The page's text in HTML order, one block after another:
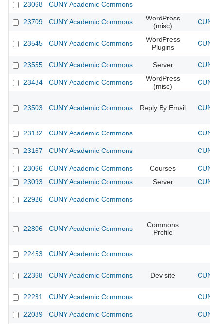
23068 CUNY Academic Commons
23709 CUNY Academic Commons
WordPress
(misc)
23545 CUNY Academic Commons
WordPress
Plugins
23555 CUNY Academic Commons Server
23484 CUNY Academic Commons
WordPress
(misc)
23503 CUNY Academic Commons Reply By Email
23132 CUNY Academic Commons
23167 CUNY Academic Commons
23066 CUNY Academic Commons Courses
23093
CUNY Academic Commons Server
22926 CUNY Academic Commons
22806 CUNY Academic Commons
Commons
Profile
22453 CUNY Academic Commons
22368 CUNY Academic Commons Dev site
22231 CUNY Academic Commons
22089 CUNY Academic Commons